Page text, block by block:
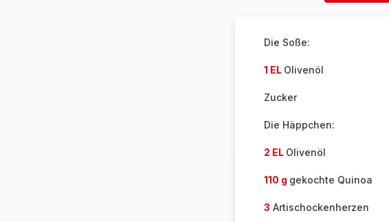
Die Soße:
1 EL Olivenöl
Zucker
Die Häppchen:
2 EL Olivenöl
110 g gekochte Quinoa
3 Artischockenherzen